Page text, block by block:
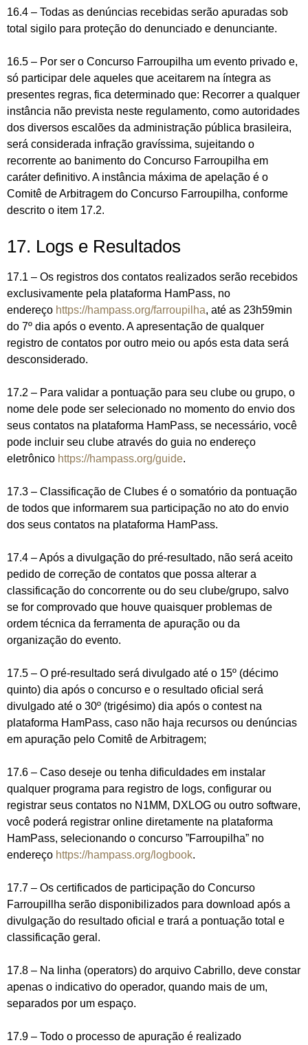
16.4 – Todas as denúncias recebidas serão apuradas sob
total sigilo para proteção do denunciado e denunciante.
16.5 – Por ser o Concurso Farroupilha um evento privado e,
só participar dele aqueles que aceitarem na íntegra as
presentes regras, fica determinado que: Recorrer a qualquer
instância não prevista neste regulamento, como autoridades
dos diversos escalões da administração pública brasileira,
será considerada infração gravíssima, sujeitando o
recorrente ao banimento do Concurso Farroupilha em
caráter definitivo. A instância máxima de apelação é o
Comitê de Arbitragem do Concurso Farroupilha, conforme
descrito o item 17.2.
17. Logs e Resultados
17.1 – Os registros dos contatos realizados serão recebidos
exclusivamente pela plataforma HamPass, no
endereço https://hampass.org/farroupilha, até as 23h59min
do 7º dia após o evento. A apresentação de qualquer
registro de contatos por outro meio ou após esta data será
desconsiderado.
17.2 – Para validar a pontuação para seu clube ou grupo, o
nome dele pode ser selecionado no momento do envio dos
seus contatos na plataforma HamPass, se necessário, você
pode incluir seu clube através do guia no endereço
eletrônico https://hampass.org/guide.
17.3 – Classificação de Clubes é o somatório da pontuação
de todos que informarem sua participação no ato do envio
dos seus contatos na plataforma HamPass.
17.4 – Após a divulgação do pré-resultado, não será aceito
pedido de correção de contatos que possa alterar a
classificação do concorrente ou do seu clube/grupo, salvo
se for comprovado que houve quaisquer problemas de
ordem técnica da ferramenta de apuração ou da
organização do evento.
17.5 – O pré-resultado será divulgado até o 15º (décimo
quinto) dia após o concurso e o resultado oficial será
divulgado até o 30º (trigésimo) dia após o contest na
plataforma HamPass, caso não haja recursos ou denúncias
em apuração pelo Comitê de Arbitragem;
17.6 – Caso deseje ou tenha dificuldades em instalar
qualquer programa para registro de logs, configurar ou
registrar seus contatos no N1MM, DXLOG ou outro software,
você poderá registrar online diretamente na plataforma
HamPass, selecionando o concurso ”Farroupilha” no
endereço https://hampass.org/logbook.
17.7 – Os certificados de participação do Concurso
Farroupillha serão disponibilizados para download após a
divulgação do resultado oficial e trará a pontuação total e
classificação geral.
17.8 – Na linha (operators) do arquivo Cabrillo, deve constar
apenas o indicativo do operador, quando mais de um,
separados por um espaço.
17.9 – Todo o processo de apuração é realizado